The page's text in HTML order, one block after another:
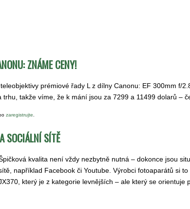
ZNÁME CENY!
prémiové řady L z dílny Canonu: EF 300mm f/
trhu, takže víme, že k mání jsou za 7299 a 11499 dolarů –
zaregistrujte.
SOCIÁLNÍ SÍTĚ
kvalita není vždy nezbytně nutná – dokonce jsou
například Facebook či Youtube. Výrobci fotoaparátů si
který je z kategorie levnějších – ale který se orientuje